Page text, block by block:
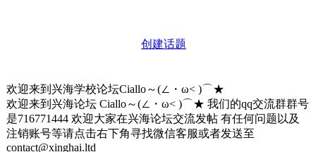
创建话题
欢迎来到兴海学校论坛Ciallo～(∠・ω< )⌒★
欢迎来到兴海论坛 Ciallo～(∠・ω< )⌒★ 我们的qq交流群群号
是716771444 欢迎大家在兴海论坛交流发帖 有任何问题以及
注销账号等请点击右下角寻找微信客服或者发送至
contact@xinghai.ltd